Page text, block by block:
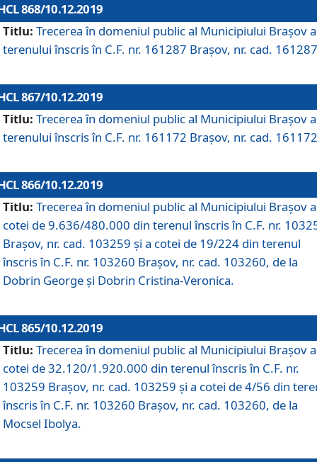
868/10.12.2019
Titlu: Trecerea în domeniul public al Municipiului Braşov a
terenului înscris în C.F. nr. 161287 Brașov, nr. cad.
867/10.12.2019
Titlu: Trecerea în domeniul public al Municipiului Braşov a
terenului înscris în C.F. nr. 161172 Brașov, nr. cad.
866/10.12.2019
Titlu: Trecerea în domeniul public al Municipiului Braşov a
cotei de 9.636/480.000 din terenul înscris în C.F. nr.
Brașov, nr. cad. 103259 și a cotei de 19/224 din terenul
înscris în C.F. nr. 103260 Brașov, nr. cad. 103260, de la
Dobrin George și Dobrin Cristina-Veronica.
865/10.12.2019
Titlu: Trecerea în domeniul public al Municipiului Braşov a
cotei de 32.120/1.920.000 din terenul înscris în C.F. nr.
103259 Brașov, nr. cad. 103259 și a cotei de 4/56 din
înscris în C.F. nr. 103260 Brașov, nr. cad. 103260, de la
Mocsel Ibolya.